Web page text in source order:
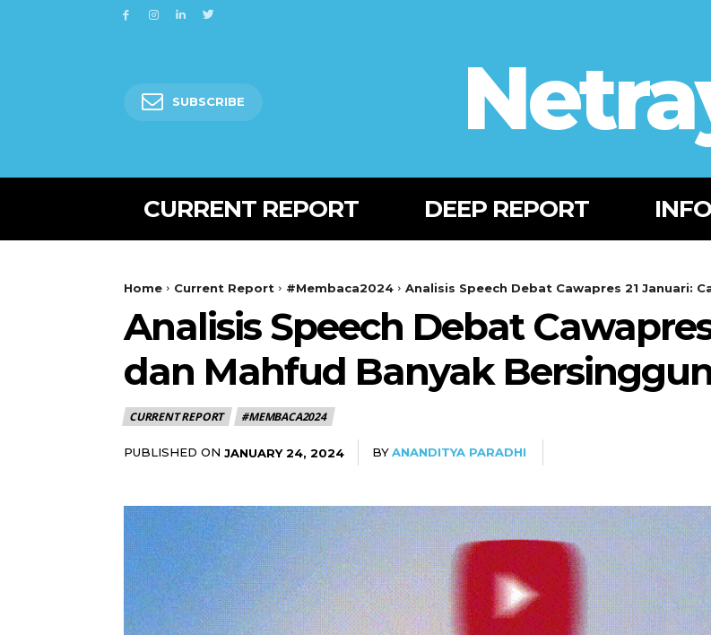
SUBSCRIBE
CURRENT REPORT DEEP REPORT
Home Current Report #Membaca2024 Analisis Speech Debat Cawapres 21 Januari:
Analisis Speech Debat
dan Mahfud Banyak
CURRENT REPORT #MEMBACA2024
PUBLISHED ON JANUARY 24, 2024 BYANANDITYA PARADHI